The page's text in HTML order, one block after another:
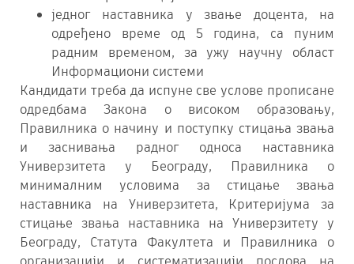
једног наставника у звање доцента, на
одређено време од 5 година, са пуним
радним временом, за ужу научну област
Информациони системи
Кандидати треба да испуне све услове прописане
одредбама Закона о високом образовању,
Правилника о начину и поступку стицања звања
и заснивања радног односа наставника
Универзитета у Београду, Правилникa о
минималним условима за стицање звања
наставника на Универзитета, Критеријума за
стицање звања наставника на Универзитету у
Београду, Статутa Факултета и Правилникa о